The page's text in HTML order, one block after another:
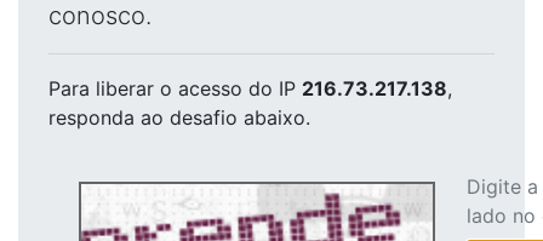
conosco.
Para liberar o acesso do IP 216.73.217.138,
responda ao desafio abaixo.
Digite
lado no